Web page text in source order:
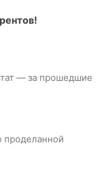
— за прошедшие
проделанной